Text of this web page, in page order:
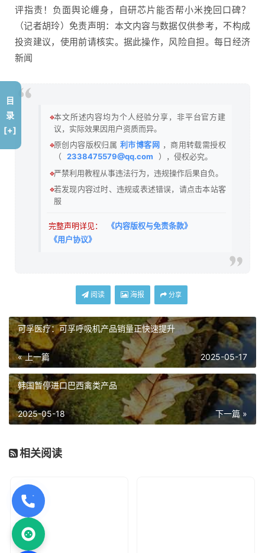
评指责！负面舆论缠身，自研芯片能否帮小米挽回口碑？
（记者胡玲）免责声明：本文内容与数据仅供参考，不构成
投资建议，使用前请核实。据此操作，风险自担。每日经济
新闻
🔹本文所述内容均为个人经验分享，非平台官方建
议，实际效果因用户资质而异。
🔹原创内容版权归属 利市博客网 ，商用转载需授权
（
2338475579@qq.com
），侵权必究。
🔹严禁利用教程从事违法行为，违规操作后果自负。
🔹若发现内容过时、违规或表述错误，请点击本站客
服
完整声明详见：
《内容版权与免责条款》
《用户协议》
阅读 海报 分享
可孚医疗：可孚呼吸机产品销量正快速提升
« 上一篇 2025-05-17
韩国暂停进口巴西禽类产品
下一篇 »
2025-05-18
相关阅读
目
录
[+]